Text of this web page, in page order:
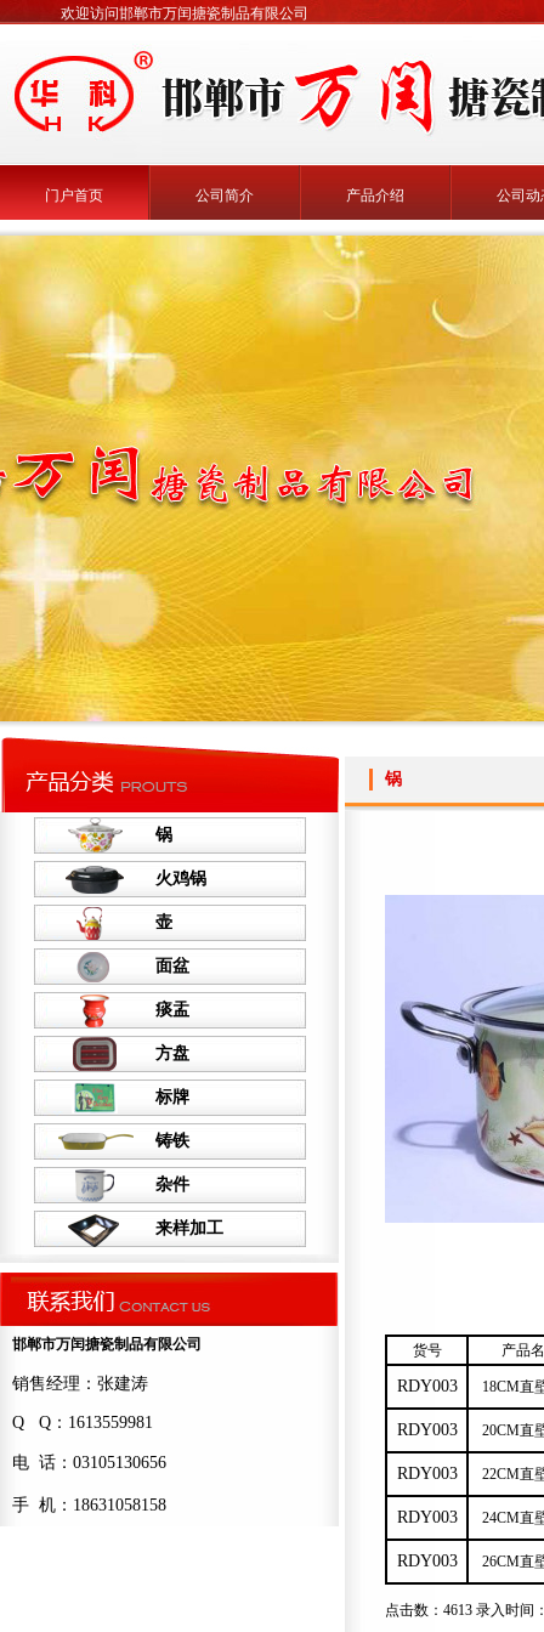
欢迎访问邯郸市万闰搪瓷制品有限公司
门户首页 公司简介 产品介绍 公司动
锅
火鸡锅
壶
面盆
痰盂
方盘
标牌
铸铁
杂件
来样加工
邯郸市万闰搪瓷制品有限公司
销售经理：张建涛
Q Q：1613559981
电 话：03105130656
手 机：18631058158
锅
货号 产品
RDY003 18CM直
RDY003 20CM直
RDY003 22CM直
RDY003 24CM直
RDY003 26CM直
点击数：4613 录入时间